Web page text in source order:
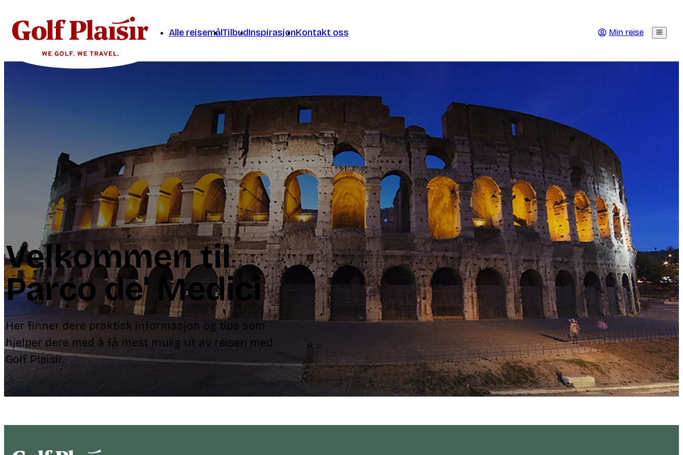
Alle reisemålTilbudInspirasjonKontakt oss Min reise
Velkommen til
Parco de' Medici
Her finner dere praktisk informasjon og tips som
hjelper dere med å få mest mulig ut av reisen med
Golf Plaisir.